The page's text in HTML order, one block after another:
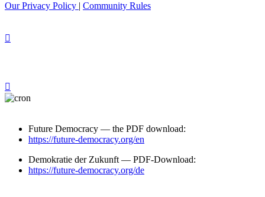
Our Privacy Policy | Community Rules
Future Democracy — the PDF download:
https://future-democracy.org/en
Demokratie der Zukunft — PDF-Download:
https://future-democracy.org/de